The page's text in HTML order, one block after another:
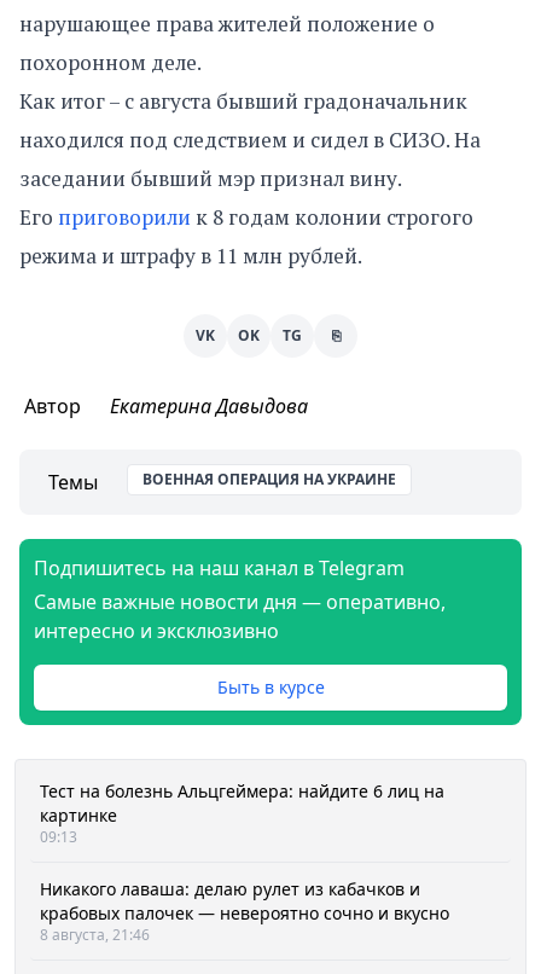
нарушающее права жителей положение о
похоронном деле.
Как итог – с августа бывший градоначальник
находился под следствием и сидел в СИЗО. На
заседании бывший мэр признал вину.
Его приговорили к 8 годам колонии строгого
режима и штрафу в 11 млн рублей.
VK OK TG ⎘
Автор Екатерина Давыдова
Темы ВОЕННАЯ ОПЕРАЦИЯ НА УКРАИНЕ
Подпишитесь на наш канал в Telegram
Самые важные новости дня — оперативно,
интересно и эксклюзивно
Быть в курсе
Тест на болезнь Альцгеймера: найдите 6 лиц на
картинке
09:13
Никакого лаваша: делаю рулет из кабачков и
крабовых палочек — невероятно сочно и вкусно
8 августа, 21:46